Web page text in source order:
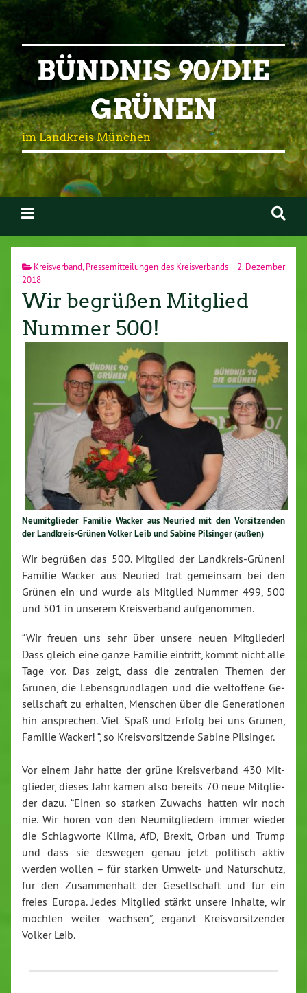
BÜNDNIS 90/DIE
GRÜNEN
im Landkreis München
Kreisverband Pressemitteilungen des Kreisverbands
2. Dezember
2018
Wir begrüßen Mitglied
Nummer 500!
Neu­mit­glie­der Familie Wacker aus Neuried mit den Vor­sit­zen­den
der Land­kreis-Grü­nen Volker Leib und Sabine Pilsinger (außen)
Wir begrüßen das 500. Mitglied der Land­kreis-Grü­nen!
Familie Wacker aus Neuried tratgemeinsam bei den
Grünen ein und wurde als Mitglied Nummer499, 500
und 501 in unserem Kreisverband auf­ge­nom­men.
“Wir freuen uns sehr über unsere neuen Mit­glie­der!
Dass gleich eine ganze Familie eintritt, kommt nicht alle
Tage vor. Das zeigt, dass die zentralen Themen der
Grünen, die Le­bens­grund­la­gen und die weltoffene Ge­
sell­schaft zu erhalten, Menschen über die Ge­ne­ra­tio­nen
hin an­spre­chen. Viel Spaß und Erfolg bei uns Grünen,
Familie Wacker! “, so Kreis­vor­sit­zen­de Sabine Pilsinger.
Vor einem Jahr hatte der grüneKreisverband 430 Mit­
glie­der, dieses Jahr kamen also bereits 70 neue Mit­glie­
derdazu. “Einen so starken Zuwachs hatten wir noch
nie. Wir hören von den Neu­mit­glie­dern immer wieder
die Schlag­wor­te Klima, AfD, Brexit, Orban und Trump
und dass sie deswegen genau jetzt politisch aktiv
werden wollen – für starken Umwelt- und Na­tur­schutz,
für den Zu­sam­men­halt der Ge­sell­schaft und für ein
freies Europa. Jedes Mitglied stärkt unsere Inhalte, wir
möchten weiter wachsen”, ergänzt Kreis­vor­sit­zen­der
Volker Leib.